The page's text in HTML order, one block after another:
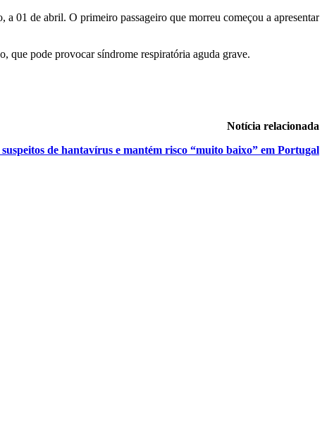
01 de abril. O primeiro passageiro que morreu começou a apresentar
que pode provocar síndrome respiratória aguda grave.
Notícia relacionada
de hantavírus e mantém risco “muito baixo” em Portugal